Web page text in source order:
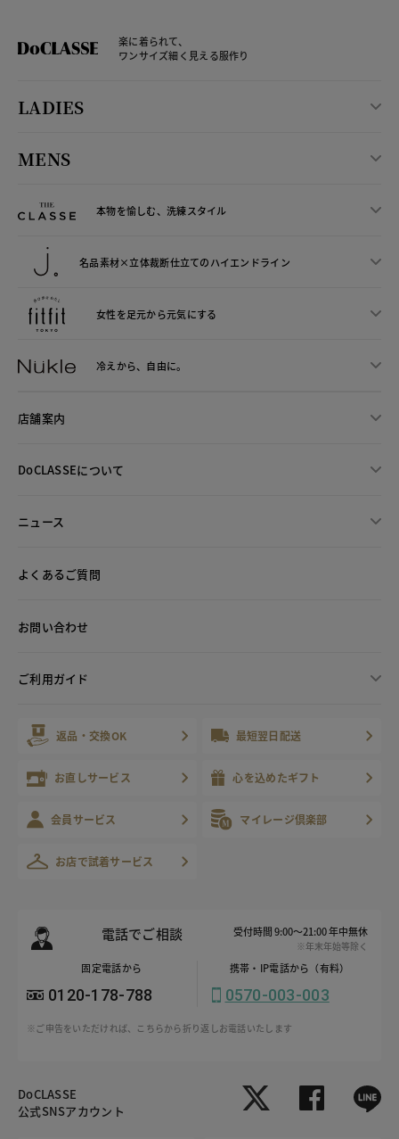
楽に着られて、
ワンサイズ細く見える服作り
LADIES
MENS
本物を愉しむ、洗練スタイル
名品素材×立体裁断仕立てのハイエンドライン
女性を足元から元気にする
冷えから、 自由に。
店舗案内
DoCLASSEについて
ニュース
よくあるご質問
お問い合わせ
ご利用ガイド
返品・交換OK 最短翌日配送
お直しサービス 心を込めたギフト
会員サービス マイレージ倶楽部
お店で試着サービス
電話でご相談 受付時間 9:00～21:00 年中無休
※年末年始等除く
固定電話から
0120-178-788
携帯・IP電話から（有料）
0570-003-003
※ご申告をいただければ、こちらから折り返しお電話いたします
DoCLASSE
公式SNSアカウント